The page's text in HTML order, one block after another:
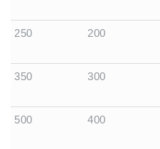
250 200
350 300
500 400